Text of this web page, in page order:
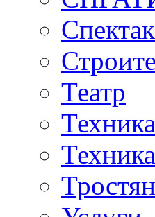
Театр
Техника